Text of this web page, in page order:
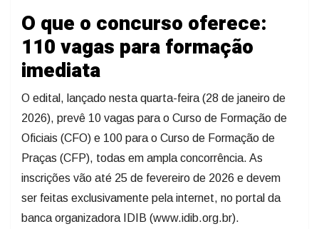
O que o concurso oferece:
110 vagas para formação
imediata
O edital, lançado nesta quarta-feira (28 de janeiro de
2026), prevê 10 vagas para o Curso de Formação de
Oficiais (CFO) e 100 para o Curso de Formação de
Praças (CFP), todas em ampla concorrência. As
inscrições vão até 25 de fevereiro de 2026 e devem
ser feitas exclusivamente pela internet, no portal da
banca organizadora IDIB (www.idib.org.br).